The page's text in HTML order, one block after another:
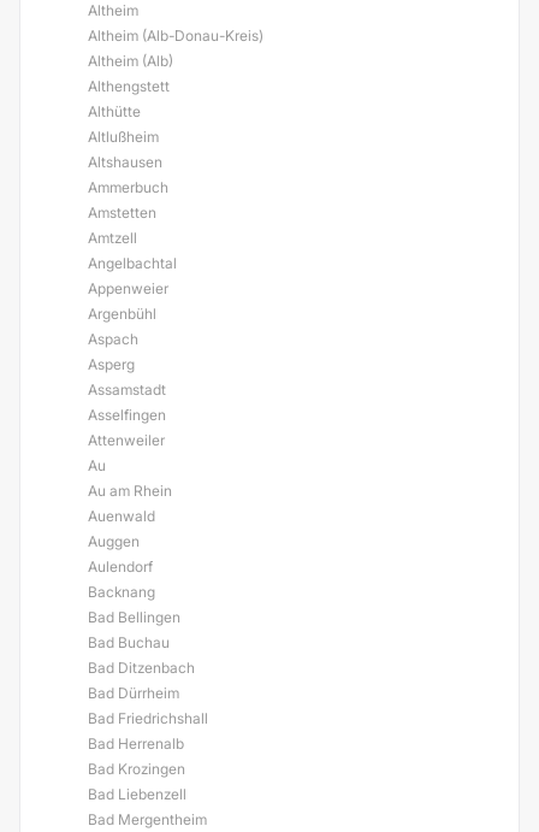
Altheim
Altheim (Alb-Donau-Kreis)
Altheim (Alb)
Althengstett
Althütte
Altlußheim
Altshausen
Ammerbuch
Amstetten
Amtzell
Angelbachtal
Appenweier
Argenbühl
Aspach
Asperg
Assamstadt
Asselfingen
Attenweiler
Au
Au am Rhein
Auenwald
Auggen
Aulendorf
Backnang
Bad Bellingen
Bad Buchau
Bad Ditzenbach
Bad Dürrheim
Bad Friedrichshall
Bad Herrenalb
Bad Krozingen
Bad Liebenzell
Bad Mergentheim